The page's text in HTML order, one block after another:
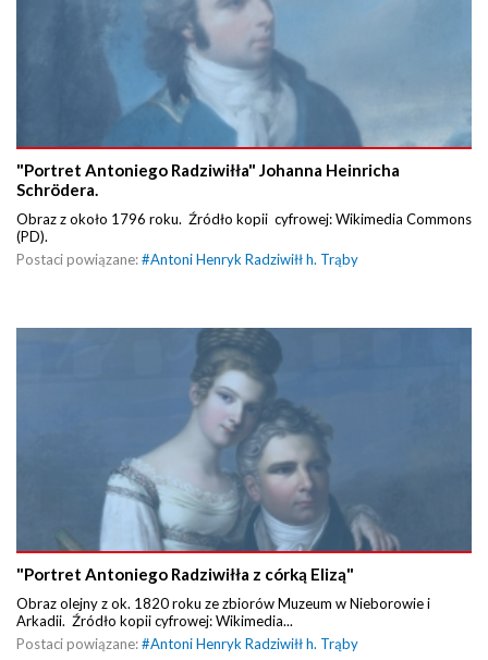
"Portret Antoniego Radziwiłła" Johanna Heinricha
Schrödera.
Obraz z około 1796 roku. Źródło kopii cyfrowej: Wikimedia Commons
(PD).
Postaci powiązane:#Antoni Henryk Radziwiłł h. Trąby
"Portret Antoniego Radziwiłła z córką Elizą"
Obraz olejny z ok. 1820 roku ze zbiorów Muzeum w Nieborowie i
Arkadii. Źródło kopii cyfrowej: Wikimedia...
Postaci powiązane:#Antoni Henryk Radziwiłł h. Trąby